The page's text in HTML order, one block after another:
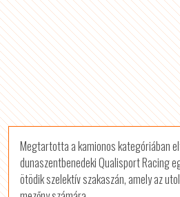
Megtartotta a kamionos kategóriában
dunaszentbenedeki Qualisport Racing
ötödik szelektív szakaszán, amely az